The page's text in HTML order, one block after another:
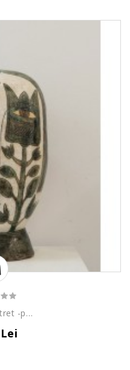
Despre portret -poveste decorativă 2